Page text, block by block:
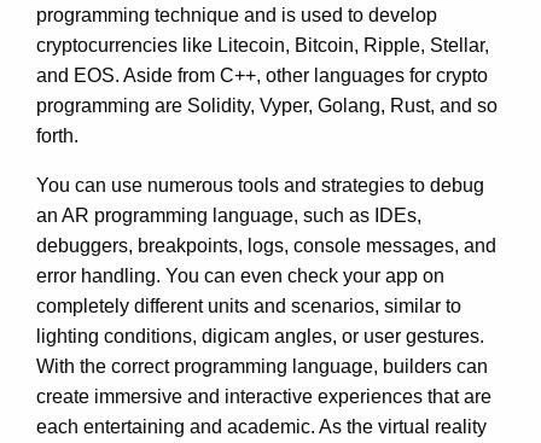
programming technique and is used to develop
cryptocurrencies like Litecoin, Bitcoin, Ripple, Stellar,
and EOS. Aside from C++, other languages for crypto
programming are Solidity, Vyper, Golang, Rust, and so
forth.
You can use numerous tools and strategies to debug
an AR programming language, such as IDEs,
debuggers, breakpoints, logs, console messages, and
error handling. You can even check your app on
completely different units and scenarios, similar to
lighting conditions, digicam angles, or user gestures.
With the correct programming language, builders can
create immersive and interactive experiences that are
each entertaining and academic. As the virtual reality